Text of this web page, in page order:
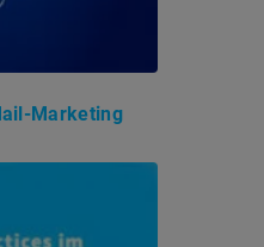
Marketing